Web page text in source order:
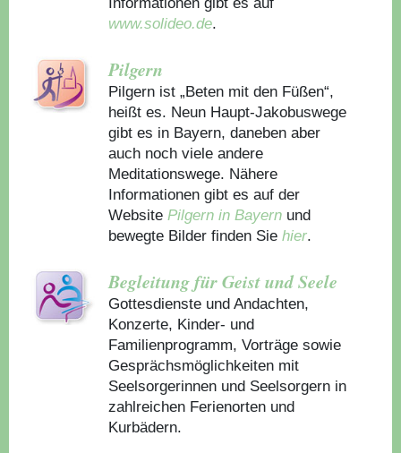
www.solideo.de.
Pilgern
Pilgern ist „Beten mit den Füßen“,
heißt es. Neun Haupt-Jakobuswege
gibt es in Bayern, daneben aber
auch noch viele andere
Meditationswege. Nähere
Informationen gibt es auf der
WebsitePilgern in Bayern und
bewegte Bilder finden Sie hier.
Begleitung für Geist und Seele
Gottesdienste und Andachten,
Konzerte, Kinder- und
Familienprogramm, Vorträge sowie
Gesprächsmöglichkeiten mit
Seelsorgerinnen und Seelsorgern in
zahlreichen Ferienorten und
Kurbädern.